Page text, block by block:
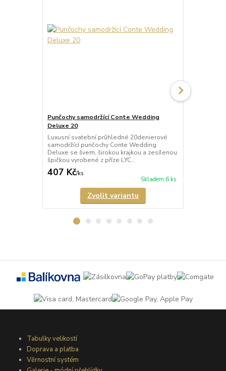
Punčochy samodržící Conte Wedding
Deluxe 20
Luxusní svatební průhledné 20denierové
samodržící punčochy Conte Wedding
Deluxe se švem, širokou krajkou a zesílenou
špičkou vyrobené z příze LYC...
407 Kč/ks
Skladem 6 ks
Zvolit variantu
Tabulky velikostí
Doprava a platba
Věrnostní systém